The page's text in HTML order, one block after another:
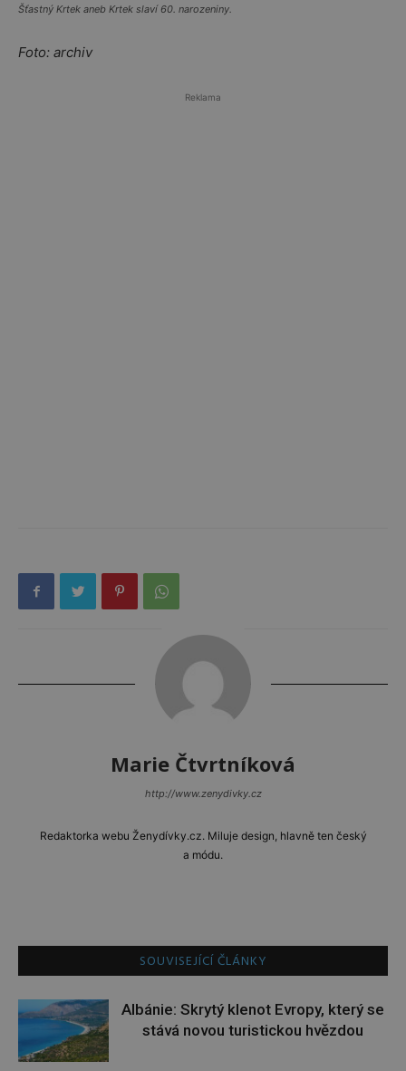
Šťastný Krtek aneb Krtek slaví 60. narozeniny.
Foto: archiv
Reklama
Marie Čtvrtníková
http://www.zenydivky.cz
Redaktorka webu Ženydívky.cz. Miluje design, hlavně ten český
a módu.
SOUVISEJÍCÍ ČLÁNKY
Albánie: Skrytý klenot Evropy, který se
stává novou turistickou hvězdou